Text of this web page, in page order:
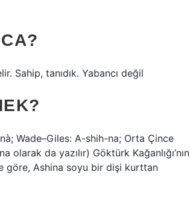
Sahip, tanıdık. Yabancı değil
Wade–Giles: A-shih-na; Orta Çince
olarak da yazılır) Göktürk Kağanlığı’nın
göre, Ashina soyu bir dişi kurttan